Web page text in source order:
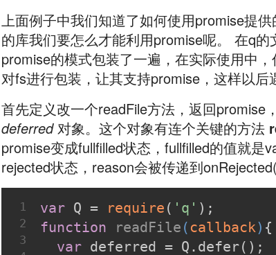
上面例子中我们知道了如何使用promise提
的库我们要怎么才能利用promise呢。 在q
promise的模式包装了一遍，在实际使用中
对fs进行包装，让其支持promise，这样以后
首先定义改一个readFile方法，返回promise
deferred对象。这个对象有连个关键的方法
promise变成fullfilled状态，fullfilled的值就是
rejected状态，reason会被传递到
1
2
3
var Q = require ( 'q' );
function
readFile ( callback) {
var deferred = Q.defer();